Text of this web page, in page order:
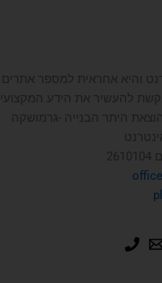
והיא אחראית למספר אתרים
להעשיר את הידע המקצועי